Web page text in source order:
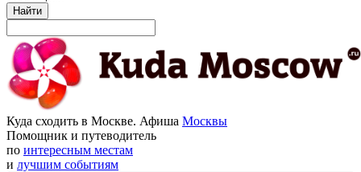
Найти
Куда сходить в Москве. Афиша Москвы
Помощник и путеводитель
по интересным местам
и лучшим событиям